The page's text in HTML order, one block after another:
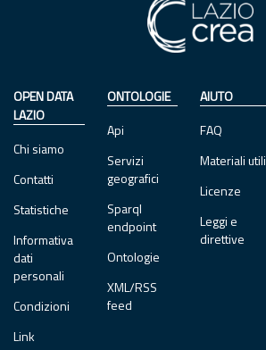
OPEN DATA
LAZIO
Chi siamo
Contatti
Statistiche
Informativa
dati
personali
Condizioni
Link
ONTOLOGIE
Api
Servizi
geografici
Sparql
endpoint
Ontologie
XML/RSS
feed
AIUTO
FAQ
Materiali utili
Licenze
Leggi e
direttive